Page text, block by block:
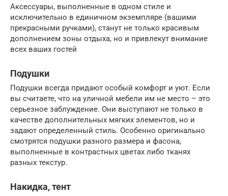
Аксессуары, выполненные в одном стиле и
исключительно в единичном экземпляре (вашими
прекрасными ручками), станут не только красивым
дополнением зоны отдыха, но и привлекут внимание
всех ваших гостей
Подушки
Подушки всегда придают особый комфорт и уют. Если
вы считаете, что на уличной мебели им не место – это
серьезное заблуждение. Они выступают не только в
качестве дополнительных мягких элементов, но и
задают определенный стиль. Особенно оригинально
смотрятся подушки разного размера и фасона,
выполненные в контрастных цветах либо тканях
разных текстур.
Накидка, тент